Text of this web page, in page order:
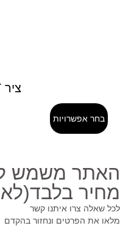
ציר T אבץ זהב
בחר אפשרויות
משמש
בלבד(לא
שאלה צרו איתנו קשר
את הפרטים ונחזור בהקדם